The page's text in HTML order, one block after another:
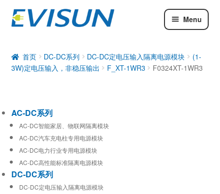
Menu
DC-DC系列
工业通信模块
首页 DC-DC系列 DC-DC定电压输入隔离电源模块
(1-
3W)定电压输入，非稳压输出
F_XT-1WR3 F0324XT-1WR3
AC-DC系列
AC-DC智能家居、物联网隔离模块
AC-DC汽车充电柱专用电源模块
AC-DC电力行业专用电源模块
AC-DC高性能标准隔离电源模块
DC-DC系列
DC-DC定电压输入隔离电源模块